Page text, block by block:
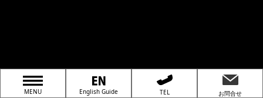
MENU English Guide TEL お問合せ